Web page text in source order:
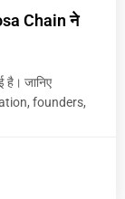
Chain ने
है। जानिए
founders,